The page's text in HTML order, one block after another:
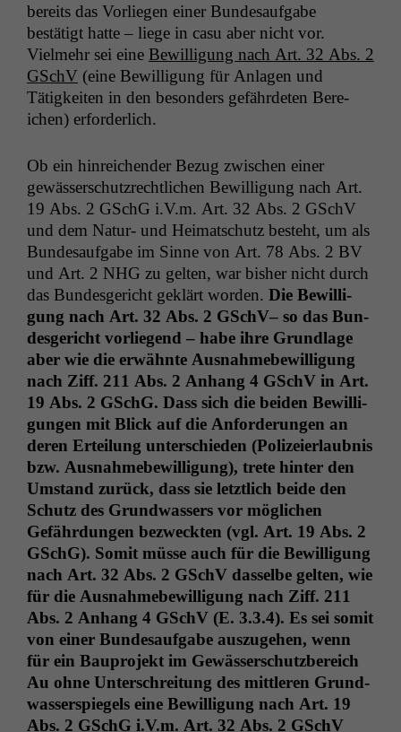
bere­its das Vor­liegen ein­er Bun­de­sauf­gabe
bestätigt hat­te – liege in casu aber nicht vor.
Vielmehr sei eine Bewil­li­gung nach Art. 32 Abs. 2
GSchV (eine Bewil­li­gung für Anla­gen und
Tätigkeit­en in den beson­ders gefährde­ten Bere­
ichen) erforderlich.
Ob ein hin­re­ichen­der Bezug zwis­chen ein­er
gewässer­schutzrechtlichen Bewil­li­gung nach Art.
19 Abs. 2 GSchG i.V.m. Art. 32 Abs. 2 GSchV
und dem Natur- und Heimatschutz beste­ht, um als
Bun­de­sauf­gabe im Sinne von Art. 78 Abs. 2 BV
und Art. 2 NHG zu gel­ten, war bish­er nicht durch
das Bun­des­gericht gek­lärt wor­den. Die Bewil­li­
gung nach Art. 32 Abs. 2 GSchV– so das Bun­
des­gericht vor­liegend – habe ihre Grund­lage
aber wie die erwäh­nte Aus­nah­me­be­wil­li­gung
nach Ziff. 211 Abs. 2 Anhang 4 GSchV in Art.
19 Abs. 2 GSchG. Dass sich die bei­den Bewil­li­
gun­gen mit Blick auf die Anforderun­gen an
deren Erteilung unter­schieden (Polizeier­laub­nis
bzw. Aus­nah­me­be­wil­li­gung), trete hin­ter den
Umstand zurück, dass sie let­ztlich bei­de den
Schutz des Grund­wassers vor möglichen
Gefährdun­gen bezweck­ten (vgl. Art. 19 Abs. 2
GSchG). Somit müsse auch für die Bewil­li­gung
nach Art. 32 Abs. 2 GSchV das­selbe gel­ten, wie
für die Aus­nah­me­be­wil­li­gung nach Ziff. 211
Abs. 2 Anhang 4 GSchV (E. 3.3.4). Es sei somit
von ein­er Bun­de­sauf­gabe auszuge­hen, wenn
für ein Baupro­jekt im Gewässer­schutzbere­ich
Au ohne Unter­schre­itung des mit­tleren Grund­
wasser­spiegels eine Bewil­li­gung nach Art. 19
Abs. 2 GSchG i.V.m. Art. 32 Abs. 2 GSchV